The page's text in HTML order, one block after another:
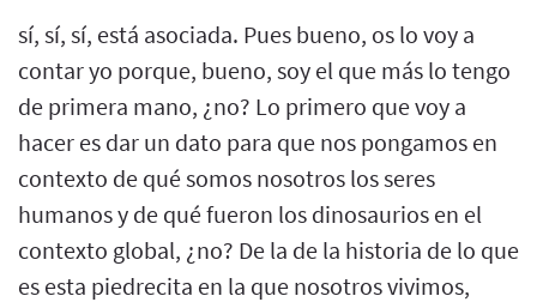
sí, sí, sí, está asociada. Pues bueno, os lo voy a
contar yo porque, bueno, soy el que más lo tengo
de primera mano, ¿no? Lo primero que voy a
hacer es dar un dato para que nos pongamos en
contexto de qué somos nosotros los seres
humanos y de qué fueron los dinosaurios en el
contexto global, ¿no? De la de la historia de lo que
es esta piedrecita en la que nosotros vivimos,